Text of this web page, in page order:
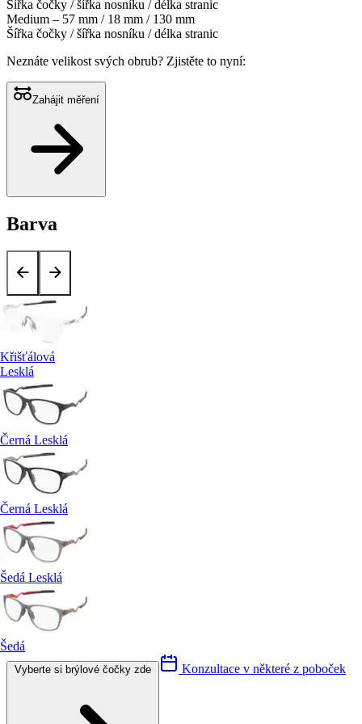
Šířka čočky / šířka nosníku / délka stranic
Medium – 57 mm / 18 mm / 130 mm
Šířka čočky / šířka nosníku / délka stranic
Neznáte velikost svých obrub? Zjistěte to nyní:
Zahájit měření
Barva
Křišťálová
Lesklá
Černá Lesklá
Černá Lesklá
Šedá Lesklá
Šedá
Konzultace v některé z poboček